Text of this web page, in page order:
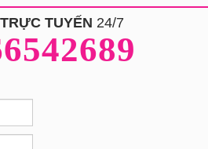
TUYẾN 24/7